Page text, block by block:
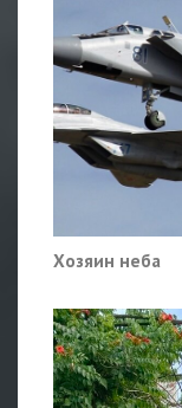
Хозяин неба